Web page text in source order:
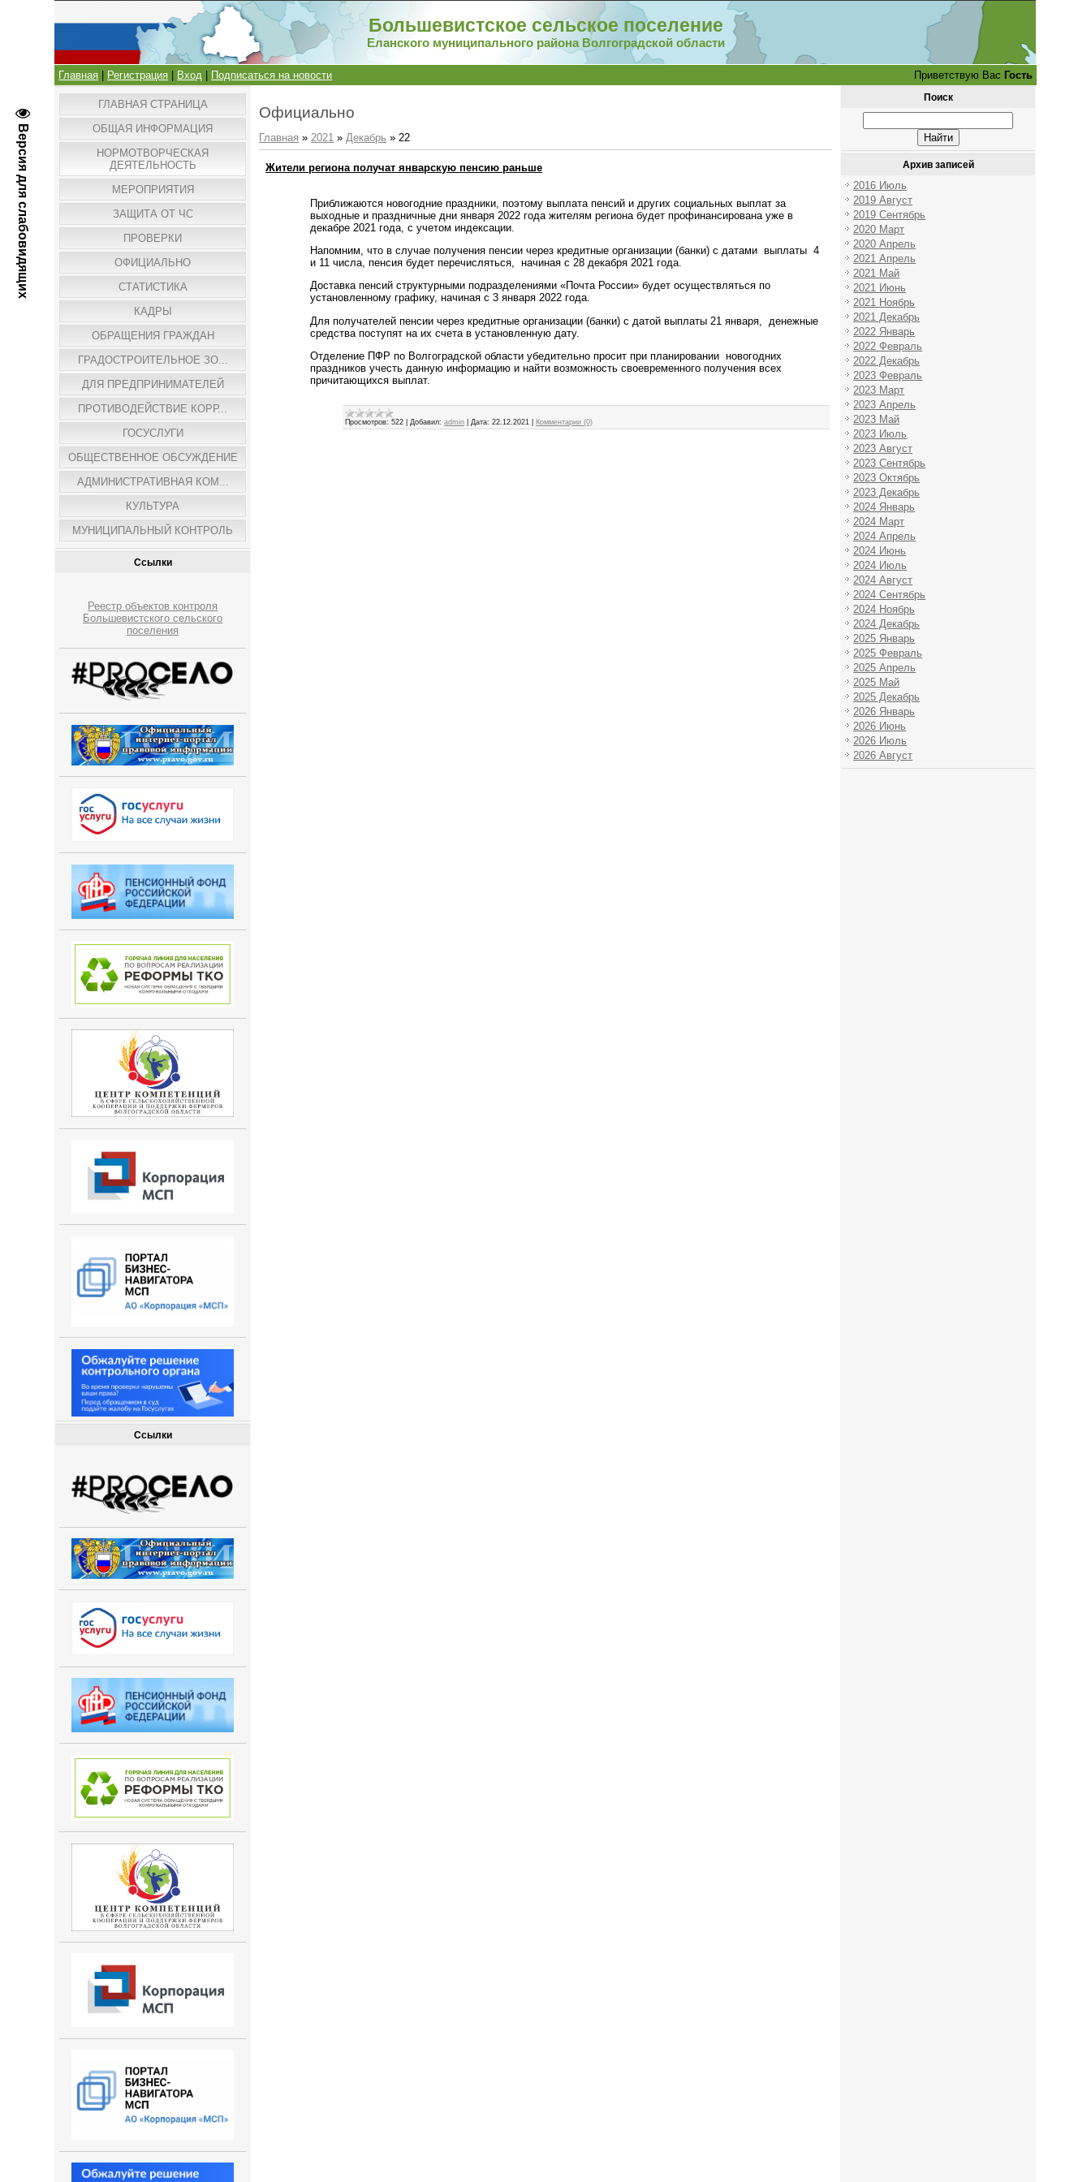
Версия для слабовидящих
Большевистское сельское поселение
Еланского муниципального района Волгоградской области
Главная Регистрация Вход Подписаться на новости Приветствую Вас Гость
ГЛАВНАЯ СТРАНИЦА
ОБЩАЯ ИНФОРМАЦИЯ
НОРМОТВОРЧЕСКАЯ
ДЕЯТЕЛЬНОСТЬ
МЕРОПРИЯТИЯ
ЗАЩИТА ОТ ЧС
ПРОВЕРКИ
ОФИЦИАЛЬНО
СТАТИСТИКА
КАДРЫ
ОБРАЩЕНИЯ ГРАЖДАН
ГРАДОСТРОИТЕЛЬНОЕ ЗО...
ДЛЯ ПРЕДПРИНИМАТЕЛЕЙ
ПРОТИВОДЕЙСТВИЕ КОРР...
ГОСУСЛУГИ
ОБЩЕСТВЕННОЕ ОБСУЖДЕНИЕ
АДМИНИСТРАТИВНАЯ КОМ...
КУЛЬТУРА
МУНИЦИПАЛЬНЫЙ КОНТРОЛЬ
Ссылки
Реестр объектов контроля
Большевистского сельского
поселения
Ссылки
Официально
Главная »2021 » Декабрь » 22
Жители региона получат январскую пенсию раньше
Приближаются новогодние праздники, поэтому выплата пенсий и других социальных выплат за
выходные и праздничные дни января 2022 года жителям региона будет профинансирована уже в
декабре 2021 года, с учетом индексации.
Напомним, что в случае получения пенсии через кредитные организации (банки) с датами выплаты 4
и 11 числа, пенсия будет перечисляться, начиная с 28 декабря 2021 года.
Доставка пенсий структурными подразделениями «Почта России» будет осуществляться по
установленному графику, начиная с 3 января 2022 года.
Для получателей пенсии через кредитные организации (банки) с датой выплаты 21 января, денежные
средства поступят на их счета в установленную дату.
Отделение ПФР по Волгоградской области убедительно просит при планировании новогодних
праздников учесть данную информацию и найти возможность своевременного получения всех
причитающихся выплат.
Просмотров: 522 |Добавил: admin |Дата: 22.12.2021 Комментарии (0)
Поиск
Архив записей
2016 Июль
2019 Август
2019 Сентябрь
2020 Март
2020 Апрель
2021 Апрель
2021 Май
2021 Июнь
2021 Ноябрь
2021 Декабрь
2022 Январь
2022 Февраль
2022 Декабрь
2023 Февраль
2023 Март
2023 Апрель
2023 Май
2023 Июль
2023 Август
2023 Сентябрь
2023 Октябрь
2023 Декабрь
2024 Январь
2024 Март
2024 Апрель
2024 Июнь
2024 Июль
2024 Август
2024 Сентябрь
2024 Ноябрь
2024 Декабрь
2025 Январь
2025 Февраль
2025 Апрель
2025 Май
2025 Декабрь
2026 Январь
2026 Июнь
2026 Июль
2026 Август